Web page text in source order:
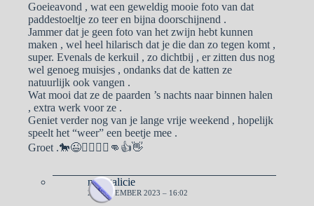
Goeieavond , wat een geweldig mooie foto van dat
paddestoeltje zo teer en bijna doorschijnend .
Jammer dat je geen foto van het zwijn hebt kunnen
maken , wel heel hilarisch dat je die dan zo tegen komt ,
super. Evenals de kerkuil , zo dichtbij , er zitten dus nog
wel genoeg muisjes , ondanks dat de katten ze
natuurlijk ook vangen .
Wat mooi dat ze de paarden ’s nachts naar binnen halen
, extra werk voor ze .
Geniet verder nog van je lange vrije weekend , hopelijk
speelt het “weer” een beetje mee .
Groet .🐎😉🙋‍♀️🙋‍♂️👊👍👋
naargalicie
21 NOVEMBER 2023 – 16:02